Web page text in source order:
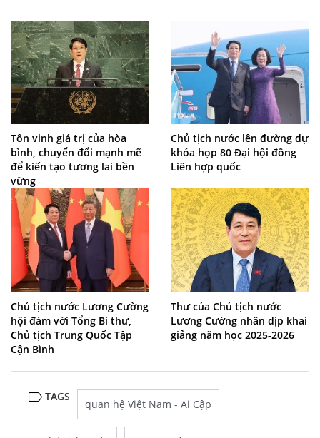
Tôn vinh giá trị của hòa
bình, chuyển đổi mạnh mẽ
để kiến tạo tương lai bền
vững
Chủ tịch nước lên đường dự
khóa họp 80 Đại hội đồng
Liên hợp quốc
Chủ tịch nước Lương Cường
hội đàm với Tổng Bí thư,
Chủ tịch Trung Quốc Tập
Cận Bình
Thư của Chủ tịch nước
Lương Cường nhân dịp khai
giảng năm học 2025-2026
TAGS
quan hệ Việt Nam - Ai Cập